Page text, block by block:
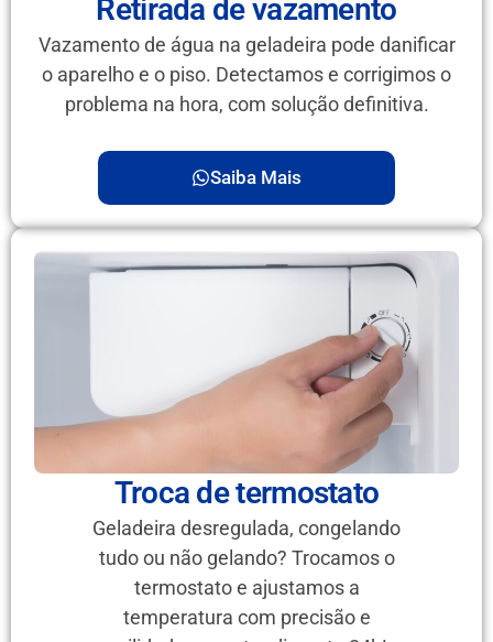
Retirada de vazamento
Vazamento de água na geladeira pode danificar
o aparelho e o piso. Detectamos e corrigimos o
problema na hora, com solução definitiva.
Saiba Mais
Troca de termostato
Geladeira desregulada, congelando
tudo ou não gelando? Trocamos o
termostato e ajustamos a
temperatura com precisão e